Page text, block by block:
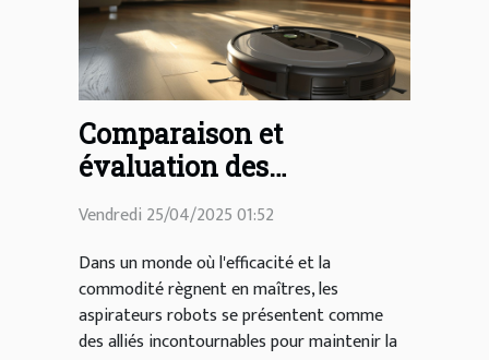
Comparaison et
évaluation des
aspirateurs robots pour
un nettoyage efficace
Vendredi 25/04/2025 01:52
Dans un monde où l'efficacité et la
commodité règnent en maîtres, les
aspirateurs robots se présentent comme
des alliés incontournables pour maintenir la